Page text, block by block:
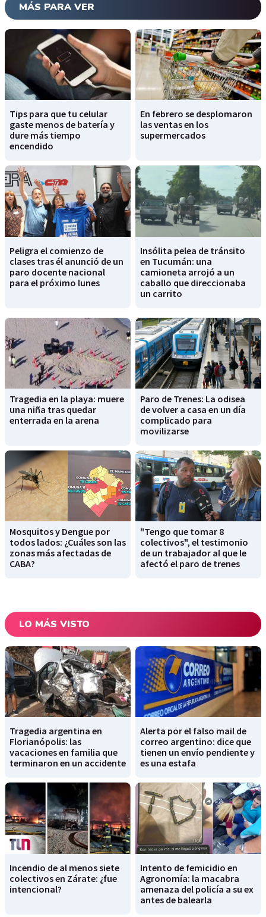
MÁS PARA VER
Tips para que tu celular
gaste menos de batería y
dure más tiempo
encendido
En febrero se desplomaron
las ventas en los
supermercados
Peligra el comienzo de
clases tras él anunció de un
paro docente nacional
para el próximo lunes
Insólita pelea de tránsito
en Tucumán: una
camioneta arrojó a un
caballo que direccionaba
un carrito
Tragedia en la playa: muere
una niña tras quedar
enterrada en la arena
Paro de Trenes: La odisea
de volver a casa en un día
complicado para
movilizarse
Mosquitos y Dengue por
todos lados: ¿Cuáles son las
zonas más afectadas de
CABA?
"Tengo que tomar 8
colectivos", el testimonio
de un trabajador al que le
afectó el paro de trenes
LO MÁS VISTO
Tragedia argentina en
Florianópolis: las
vacaciones en familia que
terminaron en un accidente
Alerta por el falso mail de
correo argentino: dice que
tienen un envío pendiente y
es una estafa
Incendio de al menos siete
colectivos en Zárate: ¿fue
intencional?
Intento de femicidio en
Agronomía: la macabra
amenaza del policía a su ex
antes de balearla